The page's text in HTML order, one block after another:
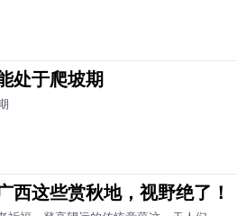
处于爬坡期
西这些赏秋地，视野绝了！